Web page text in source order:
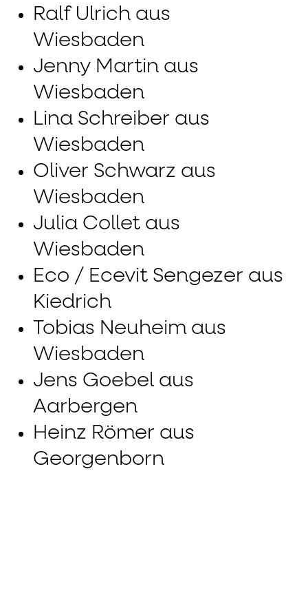
Ralf Ulrich aus
Wiesbaden
Jenny Martin aus
Wiesbaden
Lina Schreiber aus
Wiesbaden
Oliver Schwarz aus
Wiesbaden
Julia Collet aus
Wiesbaden
Eco / Ecevit Sengezer aus
Kiedrich
Tobias Neuheim aus
Wiesbaden
Jens Goebel aus
Aarbergen
Heinz Römer aus
Georgenborn